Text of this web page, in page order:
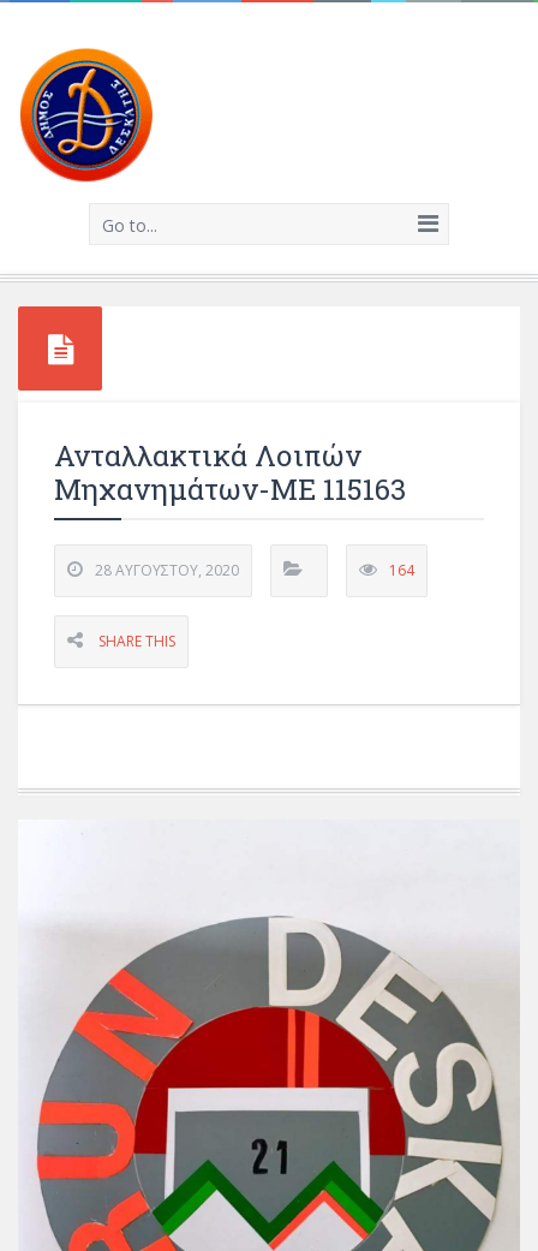
Go to...
Ανταλλακτικά Λοιπών
Μηχανημάτων-ΜΕ 115163
28 ΑΥΓΟΎΣΤΟΥ, 2020 164
SHARE THIS